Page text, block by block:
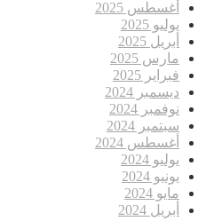
أغسطس 2025
يوليو 2025
أبريل 2025
مارس 2025
فبراير 2025
ديسمبر 2024
نوفمبر 2024
سبتمبر 2024
أغسطس 2024
يوليو 2024
يونيو 2024
مايو 2024
أبريل 2024